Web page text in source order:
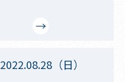
2022.08.28（日）